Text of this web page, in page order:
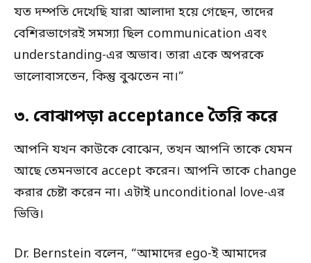
যত দম্পতি দেখেছি যারা আলাদা হয়ে গেছেন, তাদের
বেশিরভাগেরই সমস্যা ছিল communication এবং
understanding-এর অভাব। তারা একে অপরকে
ভালোবাসতেন, কিন্তু বুঝতেন না।”
৩. বোঝাপড়া acceptance তৈরি করে
আপনি যখন কাউকে বোঝেন, তখন আপনি তাকে যেমন
আছে তেমনভাবে accept করেন। আপনি তাকে change
করার চেষ্টা করেন না। এটাই unconditional love-এর
ভিত্তি।
Dr. Bernstein বলেন, “আমাদের ego-ই আমাদের